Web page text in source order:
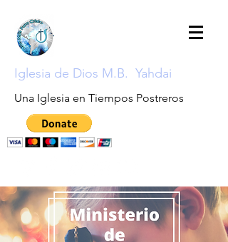
Iglesia de Dios M.B. Yahdai
Una Iglesia en Tiempos Postreros